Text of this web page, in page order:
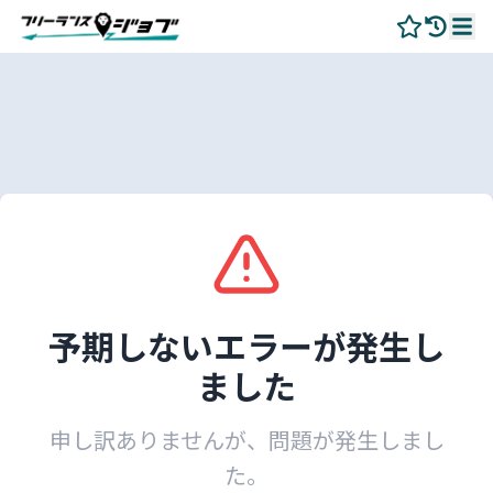
予期しないエラーが発生し
ました
申し訳ありませんが、問題が発生しまし
た。